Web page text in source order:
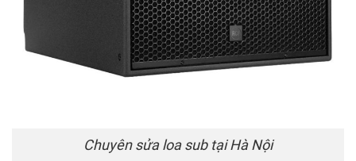
Chuyên sửa loa sub tại Hà Nội